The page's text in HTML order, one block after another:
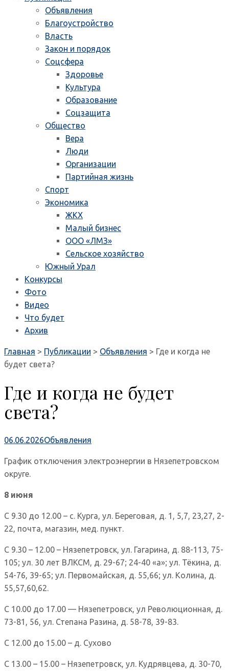
Объявления
Благоустройство
Власть
Закон и порядок
Соцсфера
Здоровье
Культура
Образование
Соцзащита
Общество
Вера
Люди
Организации
Партийная жизнь
Спорт
Экономика
ЖКХ
Малый бизнес
ООО «ЛМЗ»
Сельское хозяйство
Южный Урал
Конкурсы
Фото
Видео
Что будет
Архив
Главная > Публикации > Объявления > Где и когда не
будет света?
Где и когда не будет
света?
06.06.2026Объявления
График отключения электроэнергии в Нязепетровском
округе.
8 июня
С 9.30 до 12.00 – с. Курга, ул. Береговая, д. 1, 5,7, 23,27, 2-
22, почта, магазин, мед. пункт.
С 9.30 – 12.00 – Нязепетровск, ул. Гагарина, д. 88-113, 75-
105; ул. 30 лет ВЛКСМ, д. 29-67; 24-40 «а»; ул. Тёкина, д.
54-76, 39-65; ул. Первомайская, д. 55,66; ул. Колина, д.
55,57,60,62.
С 10.00 до 17.00 — Нязепетровск, ул Революционная, д.
73-81, 56, ул. Степана Разина, д. 58-78, 39-83.
С 12.00 до 15.00 – д. Сухово
С 13.00 – 15.00 – Нязепетровск, ул. Кудрявцева, д. 30-70,